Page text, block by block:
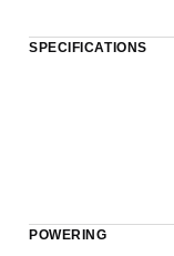
SPECIFICATIONS
POWERING